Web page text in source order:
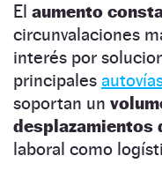
El aumento
circunvalaciones
interés por
principales
soportan un
desplazamientos
laboral como